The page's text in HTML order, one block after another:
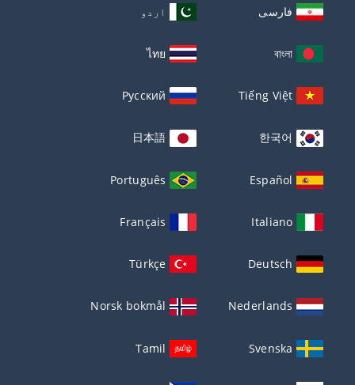
فارسی اردو
বাংলা
ไทย
Tiếng Việt
Русский
한국어
日本語
Español
Português
Italiano
Français
Deutsch
Türkçe
Nederlands
Norsk bokmål
Svenska
Tamil